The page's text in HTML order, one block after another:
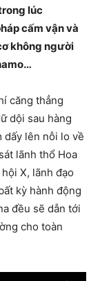
lúc
cấm vận và
không người
căng thẳng
dội sau hàng
dấy lên nỗi lo về
lãnh thổ Hoa
X, lãnh đạo
kỳ hành động
đều sẽ dẫn tới
cho toàn